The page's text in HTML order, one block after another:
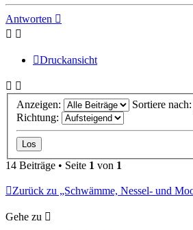
Antworten
Druckansicht
Anzeigen:
Sortiere nach:
Richtung:
14 Beiträge • Seite 1 von 1
Zurück zu „Schwämme, Nessel- und
Gehe zu